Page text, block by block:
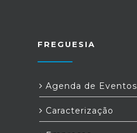
FREGUESIA
Agenda de Eventos
Caracterização